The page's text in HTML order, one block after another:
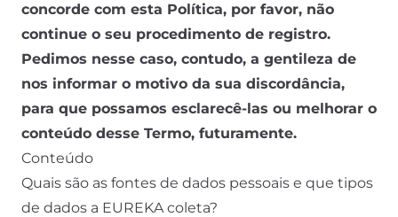
concorde com esta Política, por favor, não
continue o seu procedimento de registro.
Pedimos nesse caso, contudo, a gentileza de
nos informar o motivo da sua discordância,
para que possamos esclarecê-las ou melhorar o
conteúdo desse Termo, futuramente.
Conteúdo
Quais são as fontes de dados pessoais e que tipos
de dados a EUREKA coleta?